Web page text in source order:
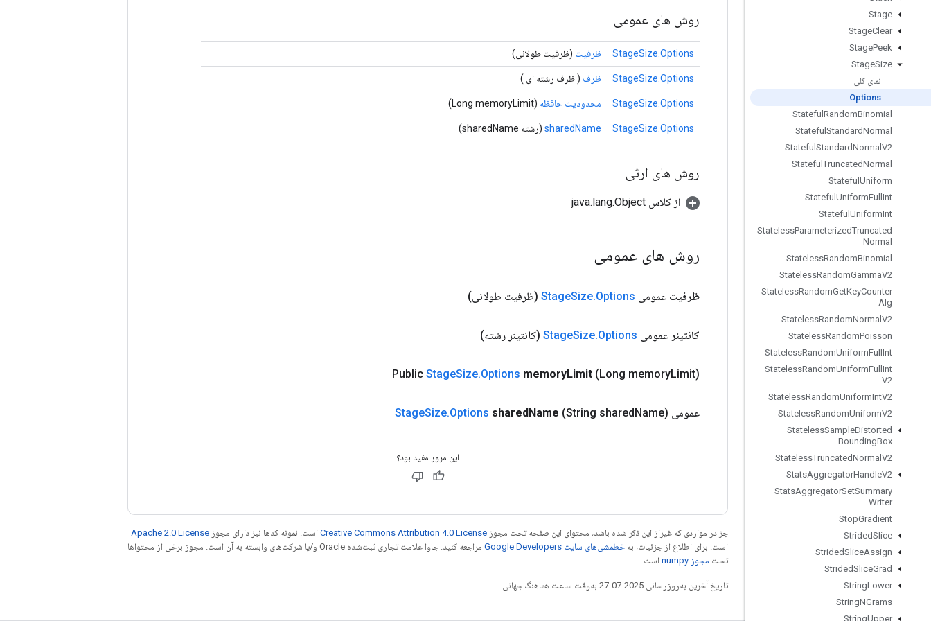
Stage
StageClear
StagePeek
StageSize
نمای کلی
Options
Stateful RandomBinomial
Stateful StandardNormal
Stateful StandardNormal V2
Stateful TruncatedNormal
Stateful Uniform
Stateful UniformFull Int
Stateful UniformInt
StatelessParameterizedTruncated
Normal
StatelessRandomBinomial
StatelessRandomGammaV2
StatelessRandomGetKeyCounter
Alg
StatelessRandomNormal V2
StatelessRandomPoisson
StatelessRandomUniformFull Int
StatelessRandomUniformFull Int
V2
StatelessRandomUniformIntV2
StatelessRandomUniformV2
StatelessSampleDistorted
BoundingBox
StatelessTruncatedNormal V2
StatsAggregatorHandleV2
StatsAggregatorSetSummary
Writer
StopGradient
StridedSlice
StridedSliceAssign
StridedSliceGrad
StringLower
StringNGrams
StringUpper
روش های عمومی
StageSize.Options ظرفیت (ظرفیت طولانی)
StageSize.Options ظرف ( ظرف رشته ای )
StageSize.Options محدودیت حافظه (Long memoryLimit)
StageSize.Options
sharedName (رشته sharedName)
روش های ارثی
از کلاس java.lang.Object
روش های عمومی
ظرفیت عمومی StageSize.Options (ظرفیت طولانی)
کانتینر عمومی StageSize.Options (کانتینر رشته)
Public StageSize.Options memoryLimit (Long memoryLimit)
عمومی StageSize.Options sharedName (String sharedName)
این مرور مفید بود؟
جز در مواردی که غیراز این ذکر شده باشد، محتوای این صفحه تحت مجوز Creative Commons Attribution 4.0 License است. نمونه کدها نیز دارای مجوز Apache 2.0 License
است. برای اطلاع از جزئیات، به خطمشی‌های سایت Google Developers‏
مراجعه کنید. جاوا علامت تجاری ثبت‌شده Oracle و/یا شرکت‌های وابسته به آن است. مجوز برخی از محتواها
تحت مجوز numpy‏ است.
تاریخ آخرین به‌روزرسانی 2025-07-27 به‌وقت ساعت هماهنگ جهانی.